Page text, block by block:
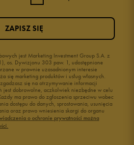
jest Marketing Investment Group S.A. z
os. Dywizjonu 303 paw. 1, udostępnione
w prawnie uzasadnionym interesie
się marketing produktów i usług własnych.
się na otrzymywanie informacji
jest dobrowolne, aczkolwiek niezbędne w celu
ma prawo do zgłoszenia sprzeciwu wobec
dostępu do danych, sprostowania, usunięcia
oraz prawo wniesienia skargi do organu
o ochronie prywatności można
ZAPISZ SIĘ